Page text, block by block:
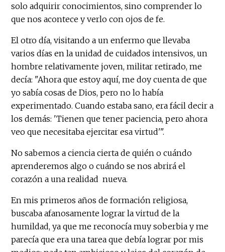
solo adquirir conocimientos, sino comprender lo
que nos acontece y verlo con ojos de fe.
El otro día, visitando a un enfermo que llevaba
varios días en la unidad de cuidados intensivos, un
hombre relativamente joven, militar retirado, me
decía: "Ahora que estoy aquí, me doy cuenta de que
yo sabía cosas de Dios, pero no lo había
experimentado. Cuando estaba sano, era fácil decir a
los demás: 'Tienen que tener paciencia, pero ahora
veo que necesitaba ejercitar esa virtud'".
No sabemos a ciencia cierta de quién o cuándo
aprenderemos algo o cuándo se nos abrirá el
corazón a una realidad nueva.
En mis primeros años de formación religiosa,
buscaba afanosamente lograr la virtud de la
humildad, ya que me reconocía muy soberbia y me
parecía que era una tarea que debía lograr por mis